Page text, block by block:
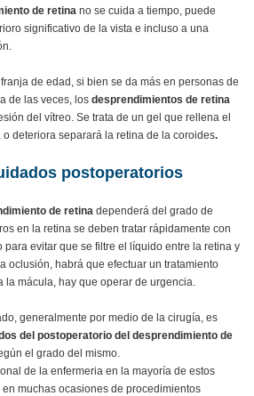
de retina no se cuida a tiempo, puede
significativo de la vista e incluso a una
de edad, si bien se da más en personas de
de las veces, los desprendimientos de retina
del vítreo. Se trata de un gel que rellena el
deteriora separará la retina de la coroides.
postoperatorios
de retina dependerá del grado de
en la retina se deben tratar rápidamente con
para evitar que se filtre el líquido entre la retina y
oclusión, habrá que efectuar un tratamiento
la mácula, hay que operar de urgencia.
generalmente por medio de la cirugía, es
del postoperatorio del desprendimiento de
el grado del mismo.
de la enfermeria en la mayoría de estos
muchas ocasiones de procedimientos